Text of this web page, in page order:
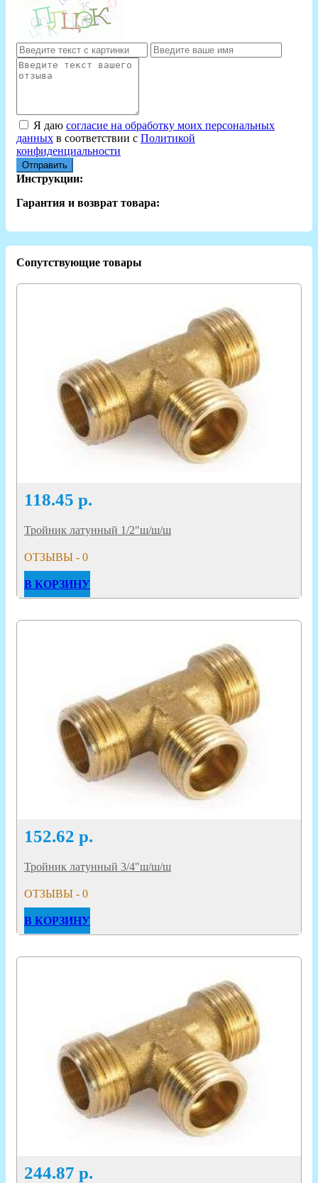
Я даю согласие на обработку моих персональных
данных в соответствии с Политикой
конфиденциальности
Отправить
Инструкции:
Гарантия и возврат товара:
Сопутствующие товары
118.45 р.
Тройник латунный 1/2"ш/ш/ш
ОТЗЫВЫ - 0
В КОРЗИНУ
152.62 р.
Тройник латунный 3/4"ш/ш/ш
ОТЗЫВЫ - 0
В КОРЗИНУ
244.87 р.